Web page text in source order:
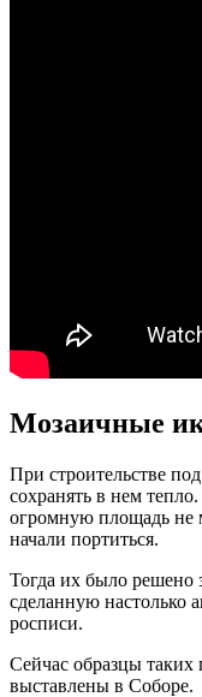
Мозаичные
При строительстве
сохранять в нем
огромную площадь не
начали портиться.
Тогда их было решено
сделанную настолько
росписи.
Сейчас образцы таких
выставлены в Соборе.